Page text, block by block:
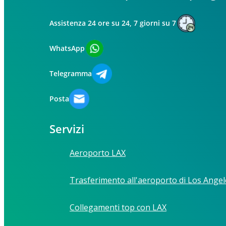
Assistenza 24 ore su 24, 7 giorni su 7
WhatsApp
Telegramma
Posta
Servizi
Aeroporto LAX
Trasferimento all'aeroporto di Los
Collegamenti top con LAX